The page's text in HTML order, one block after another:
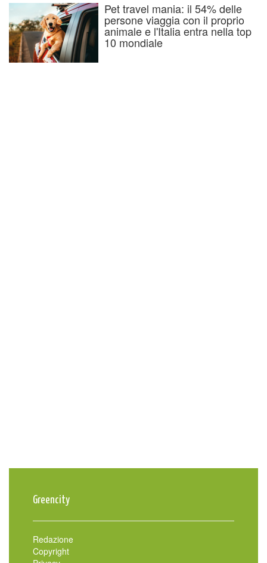
Pet travel mania: il 54% delle
persone viaggia con il proprio
animale e l'Italia entra nella top
10 mondiale
Greencity
Redazione
Copyright